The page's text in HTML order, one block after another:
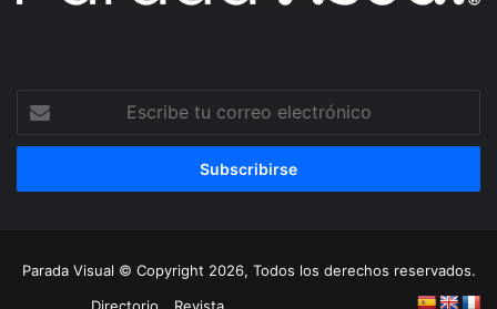
correo
Parada Visual © Copyright 2026, Todos los derechos reservados.